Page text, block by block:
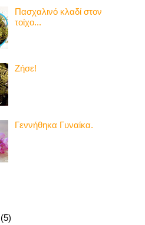
Πασχαλινό κλαδί στον
τοίχο...
Ζήσε!
Γεννήθηκα Γυναίκα.
(5)